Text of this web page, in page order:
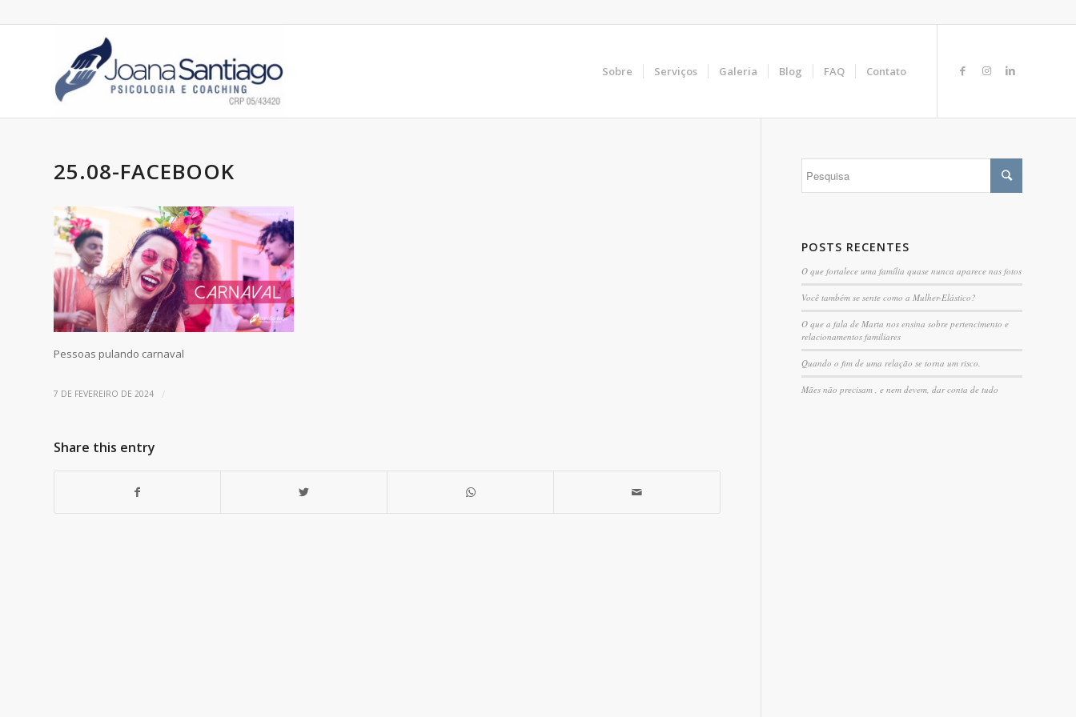
Sobre Serviços Galeria Blog FAQ Contato
25.08-FACEBOOK
Pessoas pulando carnaval
7 DE FEVEREIRO DE 2024 /
Share this entry
POSTS RECENTES
O que fortalece uma família quase nunca aparece nas fotos
Você também se sente como a Mulher-Elástico?
O que a fala de Marta nos ensina sobre pertencimento e
relacionamentos familiares
Quando o fim de uma relação se torna um risco.
Mães não precisam , e nem devem, dar conta de tudo